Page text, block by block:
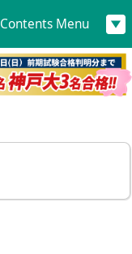
Contents Menu